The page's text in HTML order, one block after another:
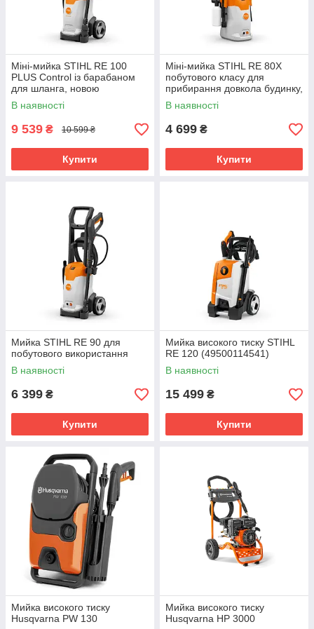
Міні-мийка STIHL RE 100
PLUS Control із барабаном
для шланга, новою
форсункою 3-в-1 та панеллю
керування на пістолеті
В наявності
9 539 ₴ 10 599 ₴
Купити
Міні-мийка STIHL RE 80X
побутового класу для
прибирання довкола будинку,
в саду, миття автомобіля
В наявності
4 699 ₴
Купити
Мийка STIHL RE 90 для
побутового використання
В наявності
6 399 ₴
Купити
Мийка високого тиску STIHL
RE 120 (49500114541)
В наявності
15 499 ₴
Купити
Мийка високого тиску
Husqvarna PW 130
Мийка високого тиску
Husqvarna HP 3000